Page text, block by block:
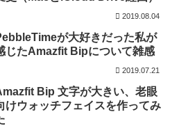
2019.08.04
が大好きだった私が
じたAmazfit Bipについて雑感
2019.07.21
Bip 文字が大きい、老眼
けウォッチフェイスを作ってみ